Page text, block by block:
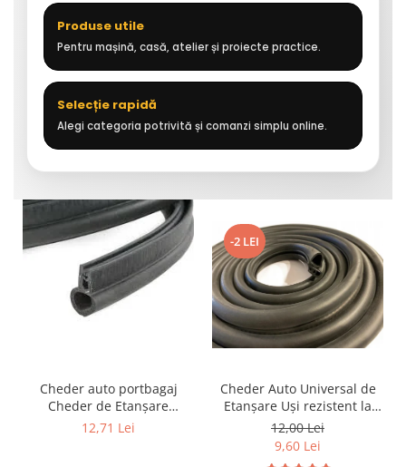
Produse utile
Pentru mașină, casă, atelier și proiecte practice.
Selecție rapidă
Alegi categoria potrivită și comanzi simplu online.
Cheder auto portbagaj
Cheder de Etanșare
Profesional din Cauciuc -
12,71 Lei
-2 LEI
Cheder Auto Universal de
Etanșare Uși rezistent la
intemperii, raze UV,
îmbătrânire și temperaturi
extreme
12,00 Lei
9,60 Lei